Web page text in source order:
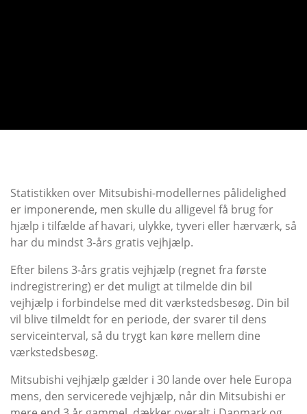
Statistikken over Mitsubishi-modellernes pålidelighed
er imponerende, men skulle du alligevel få brug for
hjælp i tilfælde af havari, ulykke, tyveri eller hærværk, så
har du mindst 3-års gratis vejhjælp.
Efter bilens 3-års gratis vejhjælp (regnet fra første
indregistrering) er det muligt at tilmelde din bil
vejhjælp i forbindelse med dit værkstedsbesøg. Din bil
vil blive tilmeldt for en periode, der svarer til dens
serviceinterval, så du trygt kan køre mellem dine
værkstedsbesøg.
Mitsubishi vejhjælp gælder i 30 lande over hele Europa
mens, den servicerede vejhjælp, når din Mitsubishi er